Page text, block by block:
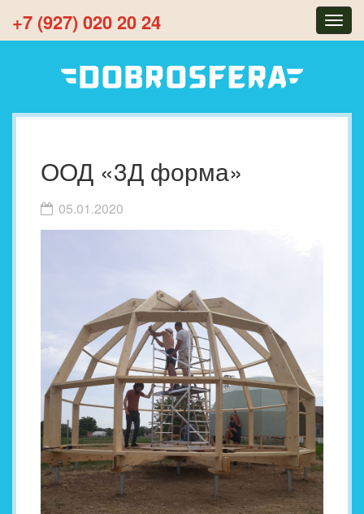
+7 (927) 020 20 24
ООД «3Д форма»
05.01.2020